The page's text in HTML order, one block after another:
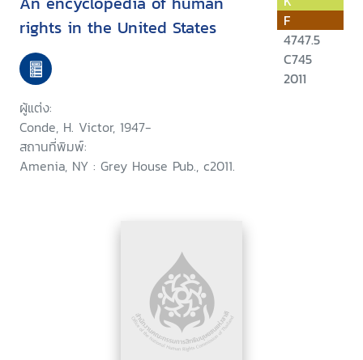
rights in the United States
ผู้แต่ง:
Conde, H. Victor, 1947-
สถานที่พิมพ์:
Amenia, NY : Grey House Pub., c2011.
F
4747.5
C745
2011